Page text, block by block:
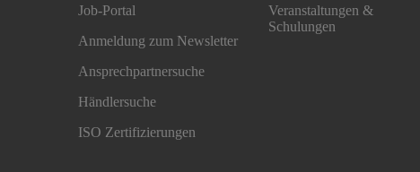
Job-Portal
Anmeldung zum Newsletter
Ansprechpartnersuche
Händlersuche
ISO Zertifizierungen
Veranstaltungen &
Schulungen